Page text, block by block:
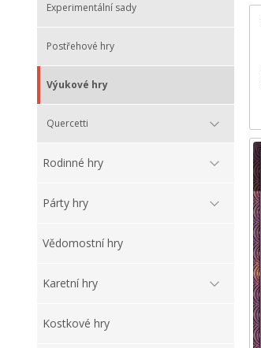
Experimentální sady
Postřehové hry
Výukové hry
Quercetti
Rodinné hry
Párty hry
Vědomostní hry
Karetní hry
Kostkové hry